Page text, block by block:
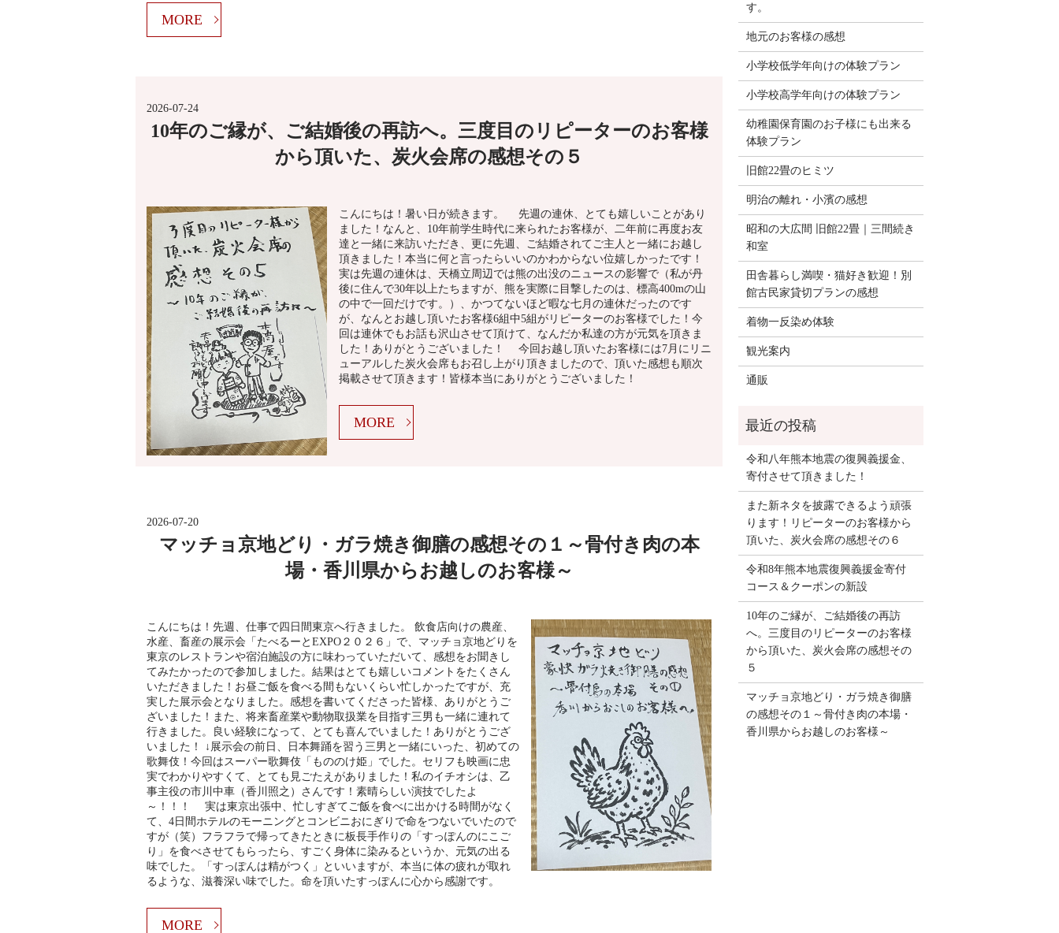
MORE
2026-07-24
10年のご縁が、ご結婚後の再訪へ。三度目のリピーターのお客様
から頂いた、炭火会席の感想その５
こんにちは！暑い日が続きます。 先週の連休、とても嬉しいことがあり
ました！なんと、10年前学生時代に来られたお客様が、二年前に再度お友
達と一緒に来訪いただき、更に先週、ご結婚されてご主人と一緒にお越し
頂きました！本当に何と言ったらいいのかわからない位嬉しかったです！
実は先週の連休は、天橋立周辺では熊の出没のニュースの影響で（私が丹
後に住んで30年以上たちますが、熊を実際に目撃したのは、標高400mの山
の中で一回だけです。）、かつてないほど暇な七月の連休だったのです
が、なんとお越し頂いたお客様6組中5組がリピーターのお客様でした！今
回は連休でもお話も沢山させて頂けて、なんだか私達の方が元気を頂きま
した！ありがとうございました！ 今回お越し頂いたお客様には7月にリニ
ューアルした炭火会席もお召し上がり頂きましたので、頂いた感想も順次
掲載させて頂きます！皆様本当にありがとうございました！
MORE
2026-07-20
マッチョ京地どり・ガラ焼き御膳の感想その１～骨付き肉の本
場・香川県からお越しのお客様～
こんにちは！先週、仕事で四日間東京へ行きました。 飲食店向けの農産、
水産、畜産の展示会「たべるーとEXPO２０２６」で、マッチョ京地どりを
東京のレストランや宿泊施設の方に味わっていただいて、感想をお聞きし
てみたかったので参加しました。結果はとても嬉しいコメントをたくさん
いただきました！お昼ご飯を食べる間もないくらい忙しかったですが、充
実した展示会となりました。感想を書いてくださった皆様、ありがとうご
ざいました！また、将来畜産業や動物取扱業を目指す三男も一緒に連れて
行きました。良い経験になって、とても喜んでいました！ありがとうござ
いました！ ↓展示会の前日、日本舞踊を習う三男と一緒にいった、初めての
歌舞伎！今回はスーパー歌舞伎「もののけ姫」でした。セリフも映画に忠
実でわかりやすくて、とても見ごたえがありました！私のイチオシは、乙
事主役の市川中車（香川照之）さんです！素晴らしい演技でしたよ
～！！！ 実は東京出張中、忙しすぎてご飯を食べに出かける時間がなく
て、4日間ホテルのモーニングとコンビニおにぎりで命をつないでいたので
すが（笑）フラフラで帰ってきたときに板長手作りの「すっぽんのにこご
り」を食べさせてもらったら、すごく身体に染みるというか、元気の出る
味でした。「すっぽんは精がつく」といいますが、本当に体の疲れが取れ
るような、滋養深い味でした。命を頂いたすっぽんに心から感謝です。
MORE
す。
地元のお客様の感想
小学校低学年向けの体験プラン
小学校高学年向けの体験プラン
幼稚園保育園のお子様にも出来る
体験プラン
旧館22畳のヒミツ
明治の離れ・小濱の感想
昭和の大広間 旧館22畳｜三間続き
和室
田舎暮らし満喫・猫好き歓迎！別
館古民家貸切プランの感想
着物一反染め体験
観光案内
通販
令和八年熊本地震の復興義援金、
寄付させて頂きました！
また新ネタを披露できるよう頑張
ります！リピーターのお客様から
頂いた、炭火会席の感想その６
令和8年熊本地震復興義援金寄付
コース＆クーポンの新設
10年のご縁が、ご結婚後の再訪
へ。三度目のリピーターのお客様
から頂いた、炭火会席の感想その
５
マッチョ京地どり・ガラ焼き御膳
の感想その１～骨付き肉の本場・
香川県からお越しのお客様～